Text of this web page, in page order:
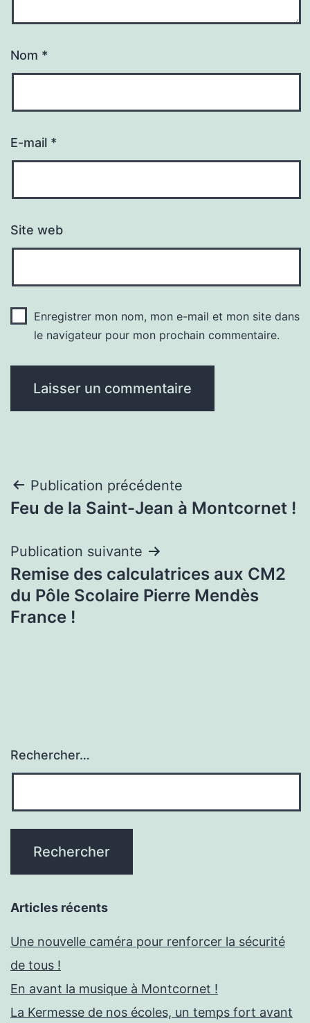
Nom *
E-mail *
Site web
Enregistrer mon nom, mon e-mail et mon site dans
le navigateur pour mon prochain commentaire.
Navigation
de
l’article
Publication précédente
Feu de la Saint-Jean à Montcornet !
Publication suivante
Remise des calculatrices aux CM2
du Pôle Scolaire Pierre Mendès
France !
Rechercher…
Articles récents
Une nouvelle caméra pour renforcer la sécurité
de tous !
En avant la musique à Montcornet !
La Kermesse de nos écoles, un temps fort avant